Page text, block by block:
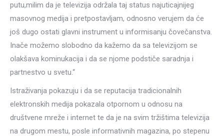
putu,milim da je televizija održala taj status najuticajnijeg
masovnog medija i pretpostavljam, odnosno verujem da će
još dugo ostati glavni instrument u informisanju čovečanstva.
Inače možemo slobodno da kažemo da sa televizijom se
olakšava kominukacija i da se njome podstiče saradnja i
partnestvo u svetu.“
Istraživanja pokazuju i da se reputacija tradicionalnih
elektronskih medija pokazala otpornom u odnosu na
društvene mreže i internet te da je na svim tržištima televizija
na drugom mestu, posle informativnih magazina, po stepenu